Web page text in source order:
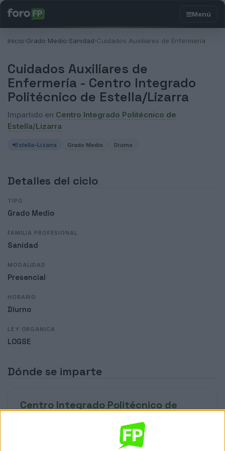
Inicio›Grado Medio›Sanidad›Cuidados Auxiliares de Enfermería
Cuidados Auxiliares de
Enfermería - Centro Integrado
Politécnico de Estella/Lizarra
Impartido en Centro Integrado Politécnico de
Estella/Lizarra
Estella-Lizarra Grado Medio Diurno
Detalles del ciclo
TIPO
Grado Medio
FAMILIA PROFESIONAL
Sanidad
MODALIDAD
Presencial
HORARIO
Diurno
LEY ORGÁNICA
LOGSE
Dónde se imparte
Centro Integrado Politécnico de